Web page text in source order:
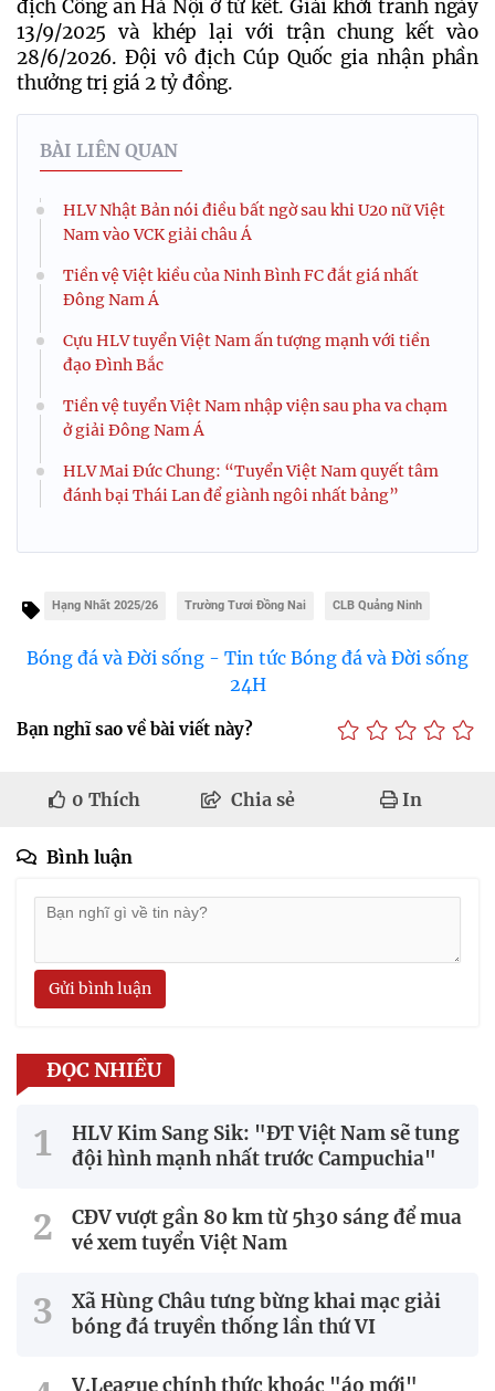
địch Công an Hà Nội ở tứ kết. Giải khởi tranh ngày
13/9/2025 và khép lại với trận chung kết vào
28/6/2026. Đội vô địch Cúp Quốc gia nhận phần
thưởng trị giá 2 tỷ đồng.
BÀI LIÊN QUAN
HLV Nhật Bản nói điều bất ngờ sau khi U20 nữ Việt
Nam vào VCK giải châu Á
Tiền vệ Việt kiều của Ninh Bình FC đắt giá nhất
Đông Nam Á
Cựu HLV tuyển Việt Nam ấn tượng mạnh với tiền
đạo Đình Bắc
Tiền vệ tuyển Việt Nam nhập viện sau pha va chạm
ở giải Đông Nam Á
HLV Mai Đức Chung: “Tuyển Việt Nam quyết tâm
đánh bại Thái Lan để giành ngôi nhất bảng”
Hạng Nhất 2025/26 Trường Tươi Đồng Nai CLB Quảng Ninh
Bóng đá và Đời sống - Tin tức Bóng đá và Đời sống
24H
Bạn nghĩ sao về bài viết này?
0 Thích Chia sẻ In
Bình luận
Gửi bình luận
ĐỌC NHIỀU
HLV Kim Sang Sik: "ĐT Việt Nam sẽ tung
đội hình mạnh nhất trước Campuchia"
CĐV vượt gần 80 km từ 5h30 sáng để mua
vé xem tuyển Việt Nam
Xã Hùng Châu tưng bừng khai mạc giải
bóng đá truyền thống lần thứ VI
V.League chính thức khoác "áo mới"